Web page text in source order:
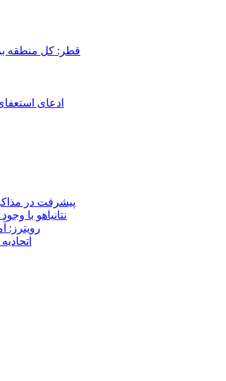
قطر: کل منطقه
ادعای استعفای ۲۸باره پزشکیان و هشدار مجتبی خامنه‌ای در روایت خرازی؛ رئیس‌جمهور
پیشرفت در
نتانیاهو با
رویترز:
اتحادیه اروپا ۱.۴ میلیارد یورو از سود دارایی‌های